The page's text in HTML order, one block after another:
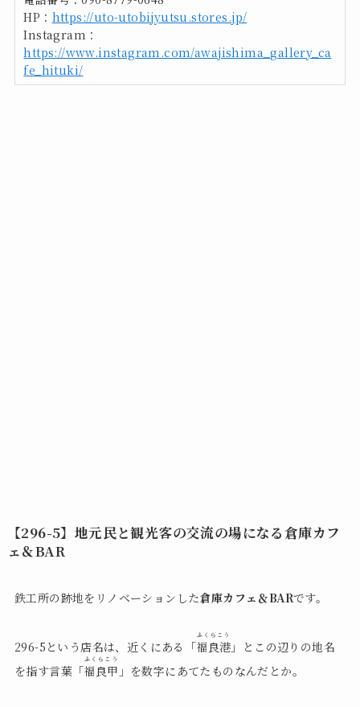
HP： https://uto-utobijyutsu.stores.jp/
Instagram：
https://www.instagram.com/awajishima_gallery_ca
fe_hituki/
【296-5】地元民と観光客の交流の場になる倉庫カフ
ェ＆BAR
鉄工所の跡地をリノベーションした倉庫カフェ＆BARです。
296-5という店名は、近くにある「福良港
ふくらこう
」とこの辺りの地名
を指す言葉「福良甲
ふくらこう
」を数字にあてたものなんだとか。